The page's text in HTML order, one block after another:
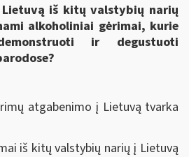
iš kitų valstybių narių
alkoholiniai gėrimai, kurie
ir degustuoti
atgabenimo į Lietuvą tvarka
iš kitų valstybių narių į Lietuvą